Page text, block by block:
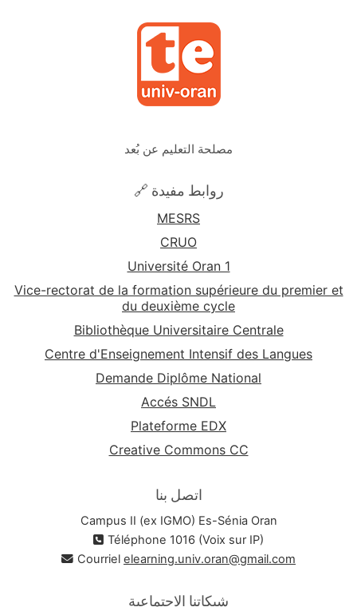
مصلحة التعليم عن بُعد
🔗 روابط مفيدة
MESRS
CRUO
Université Oran 1
Vice-rectorat de la formation supérieure du premier et
du deuxième cycle
Bibliothèque Universitaire Centrale
Centre d'Enseignement Intensif des Langues
Demande Diplôme National
Accés SNDL
Plateforme EDX
Creative Commons CC
اتصل بنا
Campus II (ex IGMO) Es-Sénia Oran
Téléphone 1016 (Voix sur IP)
Courriel elearning.univ.oran@gmail.com
شبكاتنا الاجتماعية